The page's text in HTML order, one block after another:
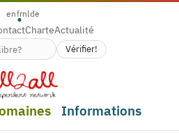
enfrnlde
CharteActualité
nom de domaine
Vérifier!
Informations